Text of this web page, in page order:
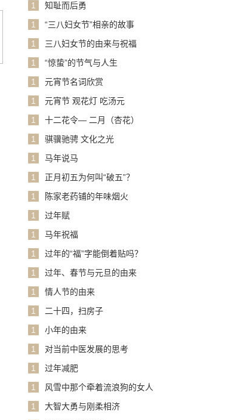
1
知耻而后勇
1
“三八妇女节”相亲的故事
1
三八妇女节的由来与祝福
1
“惊蛰”的节气与人生
1
元宵节名词欣赏
1
元宵节 观花灯 吃汤元
1
十二花令— 二月（杏花）
1
骐骥驰骋 文化之光
1
马年说马
1
正月初五为何叫“破五”？
1
陈家老药铺的年味烟火
1
过年赋
1
马年祝福
1
过年的“福”字能倒着贴吗？
1
过年、春节与元旦的由来
1
情人节的由来
1
二十四，扫房子
1
小年的由来
1
对当前中医发展的思考
1
过年减肥
1
风雪中那个牵着流浪狗的女人
1
大智大勇与刚柔相济